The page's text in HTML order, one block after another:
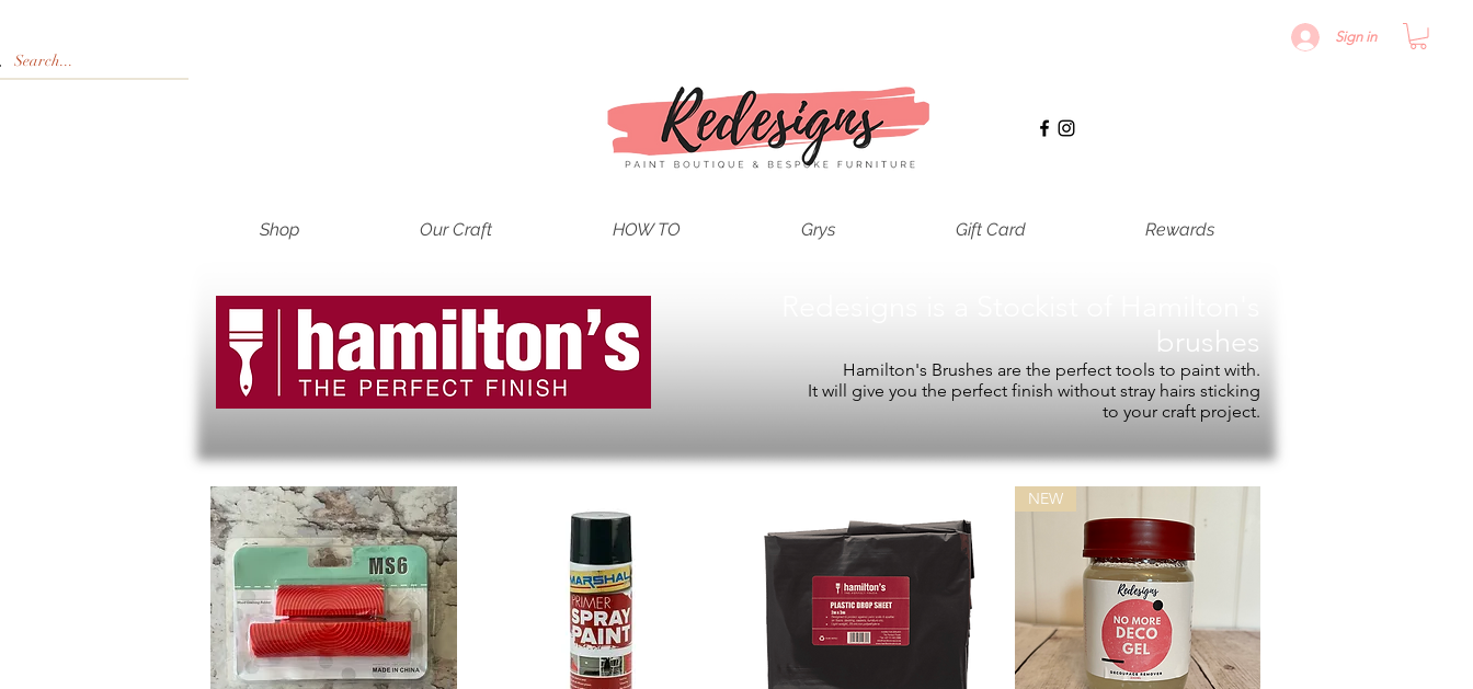
Sign in
Shop Our Craft HOW TO Grys Gift Card Rewards
brushes
Hamilton's Brushes are the perfect tools to paint with.
It will give you the perfect finish without stray hairs sticking
to your craft project.
NEW